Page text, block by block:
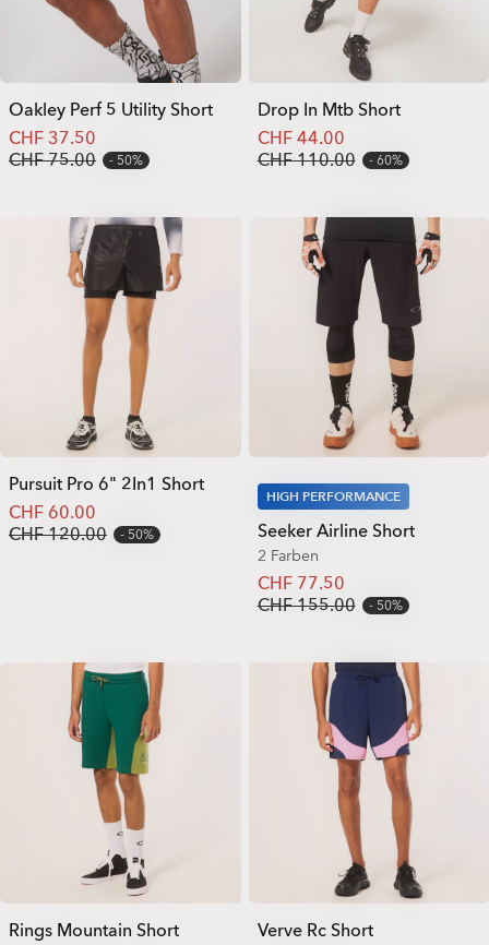
Oakley Perf 5 Utility Short
CHF 37.50
CHF 75.00
50%
Drop In Mtb Short
CHF 44.00
CHF 110.00
60%
Pursuit Pro 6" 2In1 Short
CHF 60.00
CHF 120.00
50%
HIGH PERFORMANCE
Seeker Airline Short
2 Farben
CHF 77.50
CHF 155.00
50%
Rings Mountain Short
Verve Rc Short